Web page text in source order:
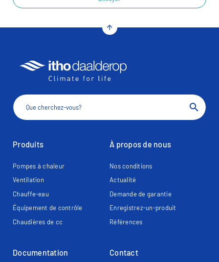
arrow_upward
search
Produits
Pompes à chaleur
Ventilation
Chauffe-eau
Équipement de contrôle
Chaudières de cc
À propos de nous
Nos conditions
Actualité
Demande de garantie
Enregistrez-un-produit
Références
Documentation Contact